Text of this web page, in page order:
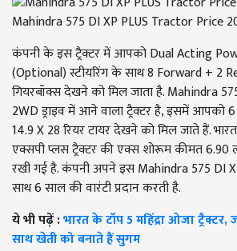
Mahindra 575 DI XP PLUS Tractor Price
कंपनी के इस ट्रैक्टर में आपको Dual Acting
(Optional) स्टीयरिंग के साथ 8 Forward + 2
गियरबॉक्स देखने को मिल जाता है. Mahindra
2WD ड्राइव में आने वाला ट्रैक्टर है, इसमें आपको
14.9 X 28 रियर टायर देखने को मिल जाते हैं.
एक्सपी प्लस ट्रैक्टर की एक्स शोरूम कीमत
रखी गई है. कंपनी अपने इस Mahindra 575 DI
साथ 6 साल की वारंटी प्रदान करती है.
ये भी पढ़ें :भारत के टॉप 5 महिंद्रा ओजा
साथ खेती को बनाते हैं सुगम